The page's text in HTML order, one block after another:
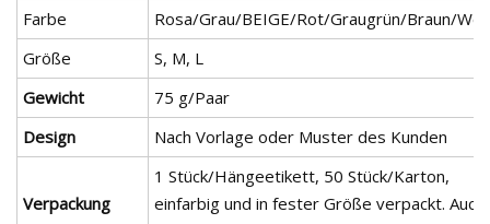
Farbe
Rosa/Grau/BEIGE/Rot/Graugrün/Braun/
Größe
S, M, L
Gewicht
75 g/Paar
Design
Nach Vorlage oder Muster des Kunden
Verpackung
1 Stück/Hängeetikett, 50 Stück/Karton,
einfarbig und in fester Größe verpackt. Auch